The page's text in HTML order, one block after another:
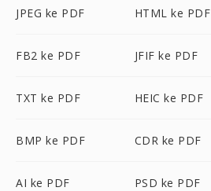
JPEG ke PDF HTML ke PDF
FB2 ke PDF JFIF ke PDF
TXT ke PDF HEIC ke PDF
BMP ke PDF CDR ke PDF
AI ke PDF PSD ke PDF